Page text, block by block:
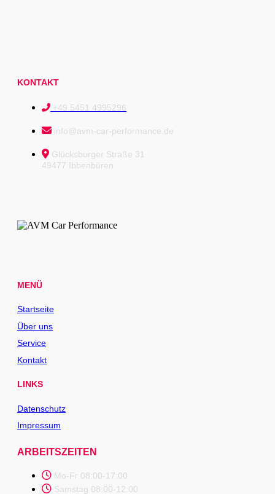
KONTAKT
+49 5451 4995296
info@avm-car-performance.de
Glücksburger Straße 31
49477 Ibbenbüren
MENÜ
Startseite
Über uns
Service
Kontakt
LINKS
Datenschutz
Impressum
ARBEITSZEITEN
Mo-Fr 08:00-17:00
Samstag 08:00-12:00